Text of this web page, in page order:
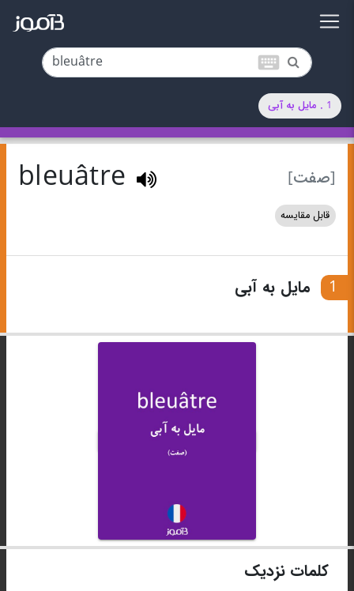
keyboard
1 . مایل به آبی
[صفت] bleuâtre
قابل مقایسه
1 مایل به آبی
کلمات نزدیک